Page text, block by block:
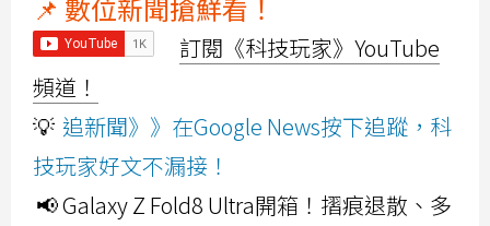
📌 數位新聞搶鮮看！
訂閱《科技玩家》YouTube
頻道！
💡 追新聞》》在Google News按下追蹤，科
技玩家好文不漏接！
📢 Galaxy Z Fold8 Ultra開箱！摺痕退散、多